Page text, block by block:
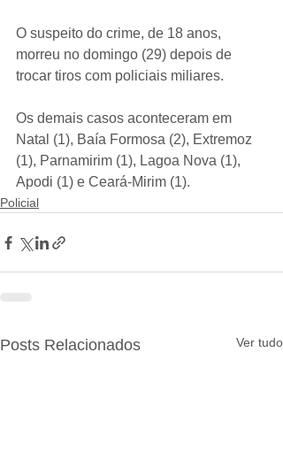
O suspeito do crime, de 18 anos,
morreu no domingo (29) depois de
trocar tiros com policiais miliares.
Os demais casos aconteceram em
Natal (1), Baía Formosa (2), Extremoz
(1), Parnamirim (1), Lagoa Nova (1),
Apodi (1) e Ceará-Mirim (1).
Policial
Posts Relacionados Ver tudo